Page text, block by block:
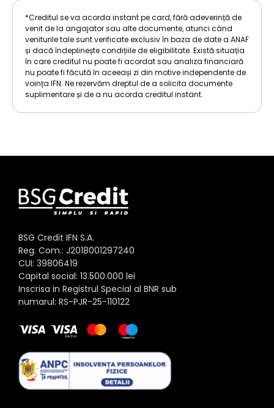
*Creditul se va acorda instant pe card, fără adeverință de
venit de la angajator sau alte documente, atunci când
veniturile tale sunt verificate exclusiv în baza de date a ANAF
și dacă îndeplinește condițiile de eligibilitate. Există situația
în care creditul nu poate fi acordat sau analiza financiară
nu poate fi făcută în aceeași zi din motive independente de
voința IFN. Ne rezervăm dreptul de a solicita documente
suplimentare și de a nu acorda creditul instant.
BSG Credit IFN S.A.
Reg. Com.: J2018001297240
CUI: 39806419
Capital social: 13.500.000 lei
Inscrisa in Registrul Special al BNR sub
numarul: RS-PJR-25-110122